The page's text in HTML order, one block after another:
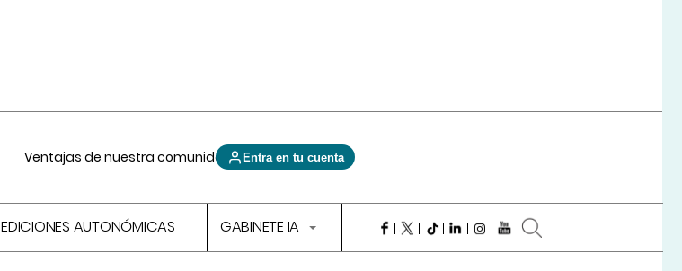
Ventajas de nuestra comunidad Entra en tu cuenta
EDICIONES AUTONÓMICAS GABINETE IA